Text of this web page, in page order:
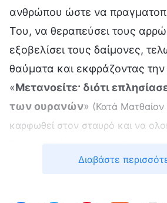
ανθρώπου ώστε να
Του, να θεραπεύσει τους
εξοβελίσει τους δαίμονες,
θαύματα και εκφράζοντας την
«Μετανοείτε· διότι
των ουρανών» (Κατά
καρφωθεί στον σταυρό και να
Ωστόσο, επειδή οι άνθρωποι δεν
υπεροπτική σατανική φύση, και
Διαβάστε